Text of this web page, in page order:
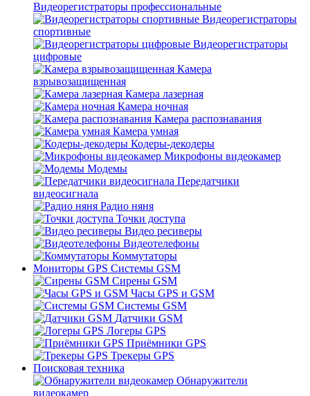
Видеорегистраторы профессиональные
Видеорегистраторы
спортивные
Видеорегистраторы
цифровые
Камера
взрывозащищенная
Камера лазерная
Камера ночная
Камера распознавания
Камера умная
Кодеры-декодеры
Микрофоны видеокамер
Модемы
Передатчики
видеосигнала
Радио няня
Точки доступа
Видео ресиверы
Видеотелефоны
Коммутаторы
Мониторы GPS Системы GSM
Сирены GSM
Часы GPS и GSM
Системы GSM
Датчики GSM
Логеры GPS
Приёмники GPS
Трекеры GPS
Поисковая техника
Обнаружители
видеокамер